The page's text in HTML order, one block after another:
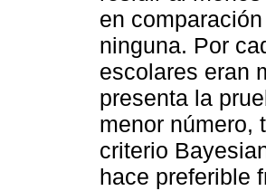
en
ninguna. Por
escolares eran
presenta la
menor número,
criterio
hace preferible